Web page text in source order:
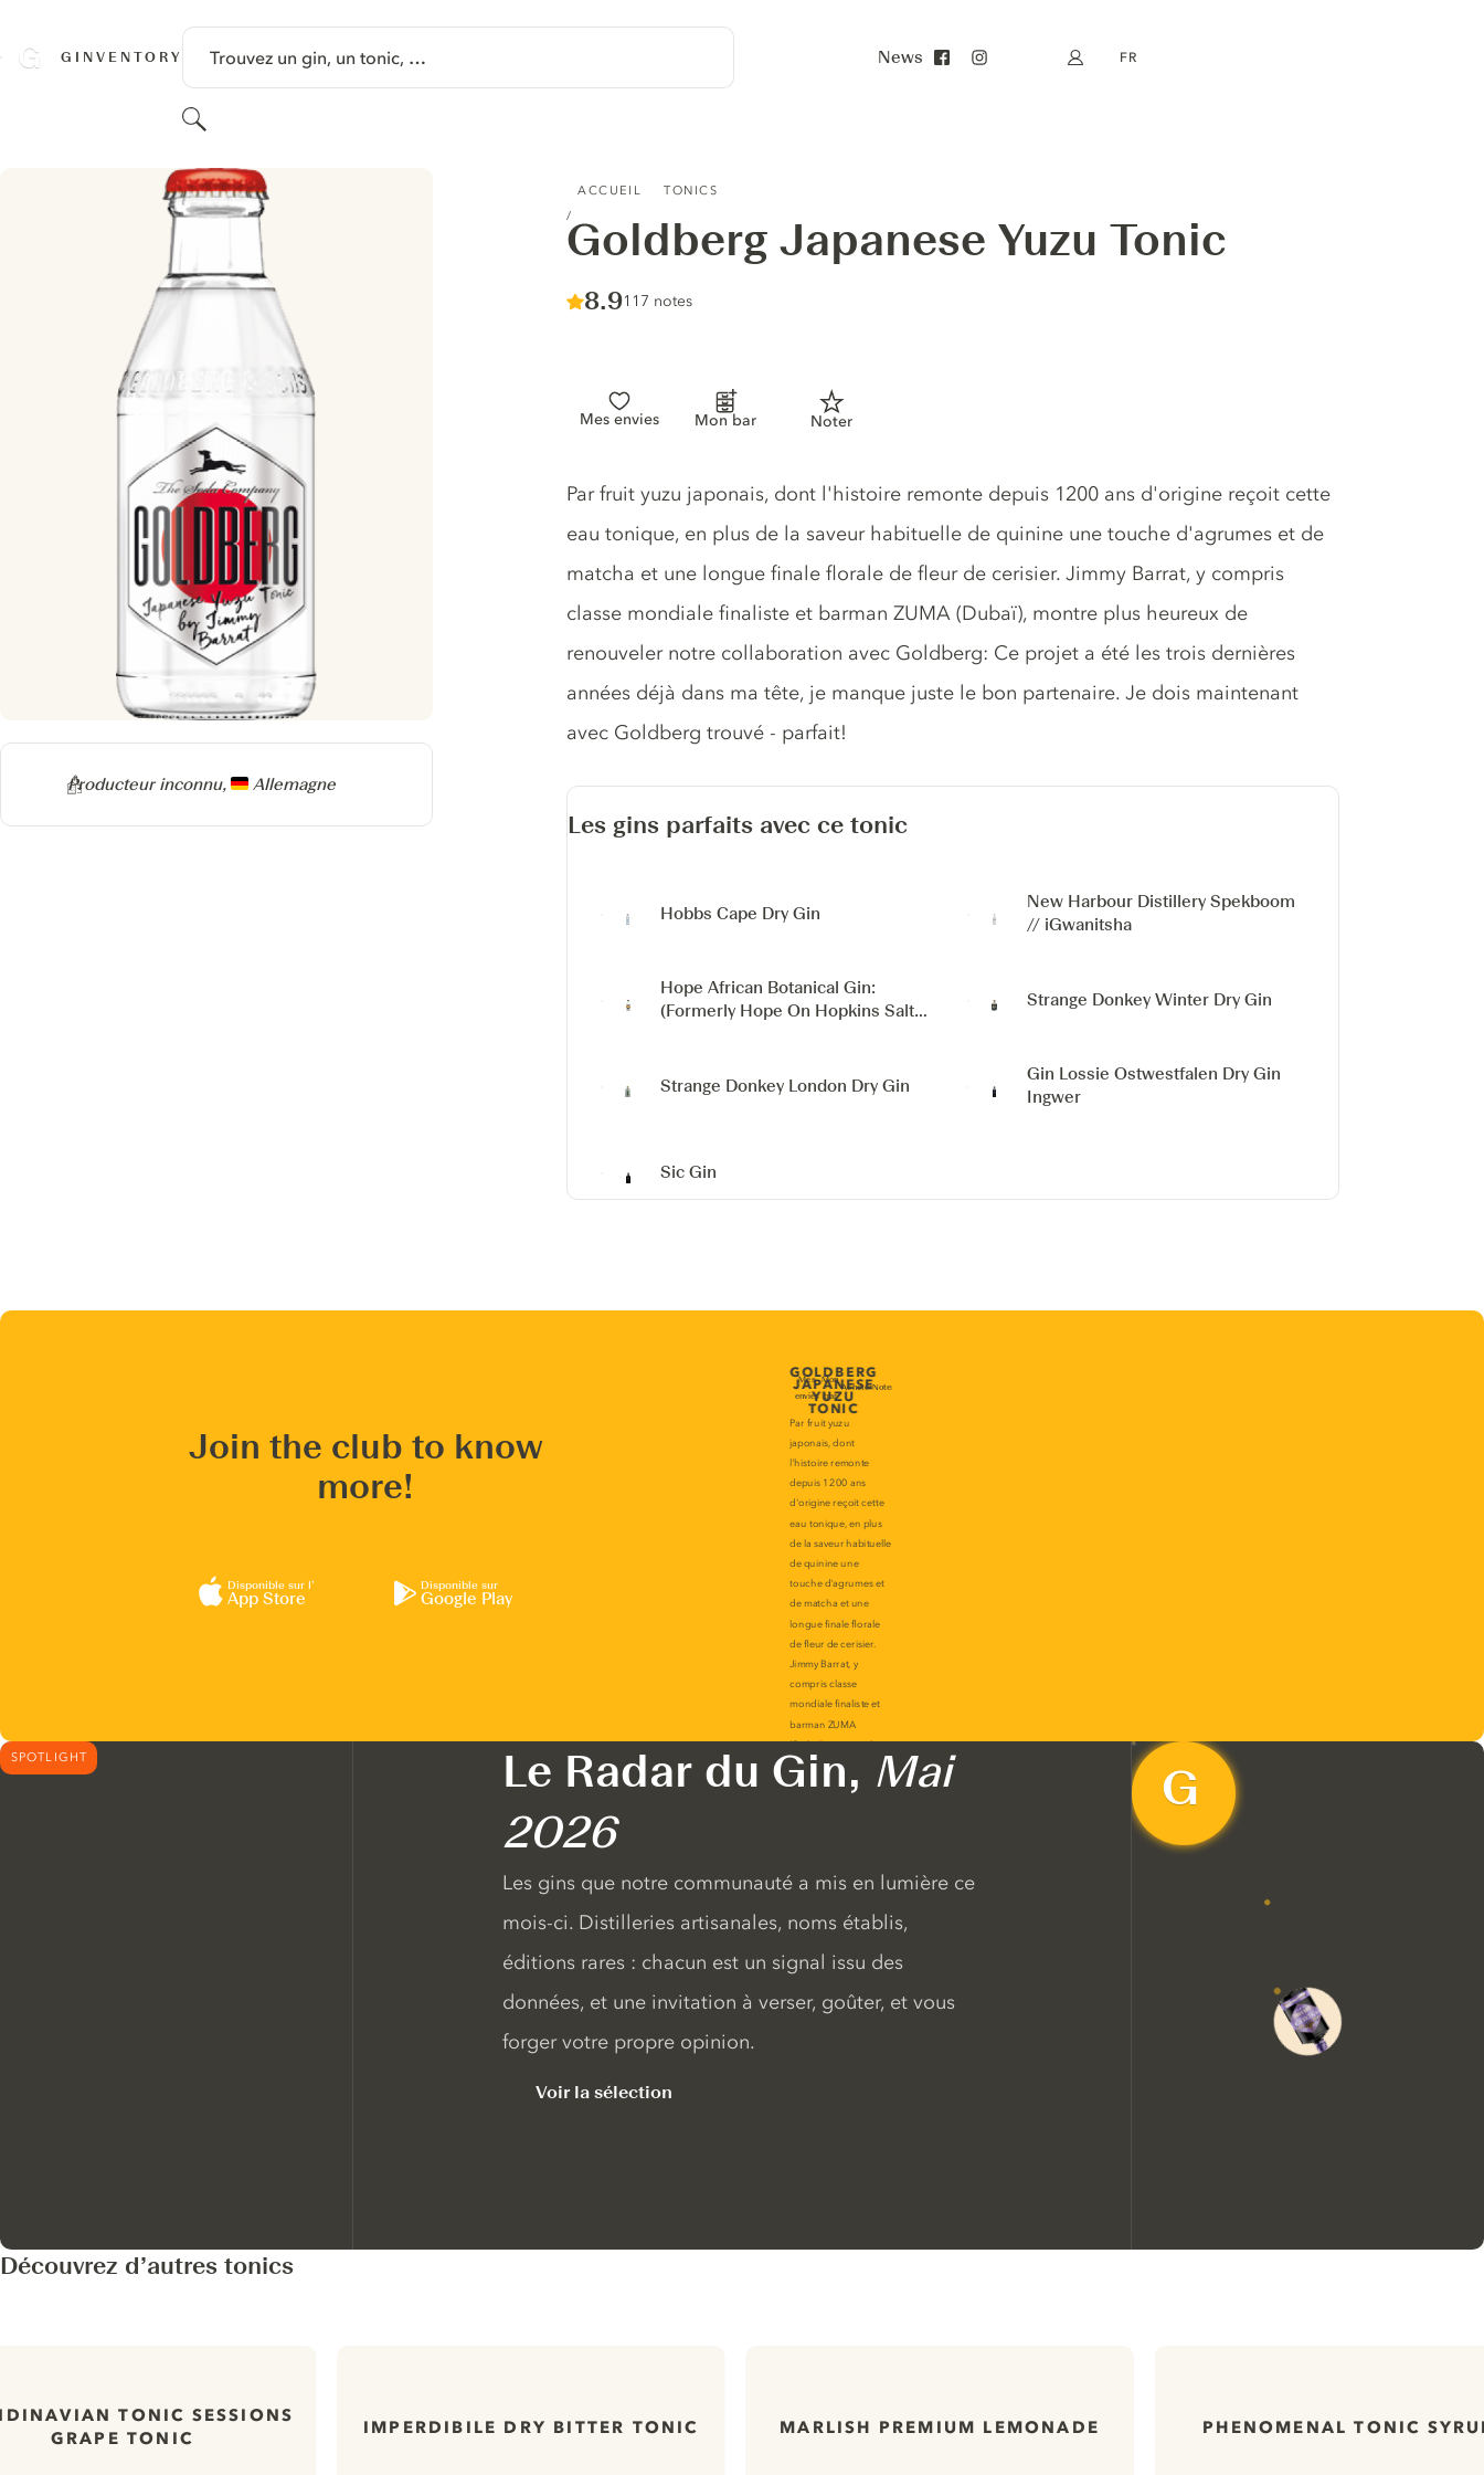
GINVENTORY Trouvez un gin, un tonic, …
Rechercher
News Mon compte
FR
ACCUEIL TONICS
Goldberg Japanese Yuzu Tonic
Score :
8.9/ 10
117 notes
Mes envies Mon bar Noter
Producteur
Producteur inconnu, Allemagne
Description du tonic
Par fruit yuzu japonais, dont l'histoire remonte depuis 1200 ans d'origine reçoit cette
eau tonique, en plus de la saveur habituelle de quinine une touche d'agrumes et de
matcha et une longue finale florale de fleur de cerisier. Jimmy Barrat, y compris
classe mondiale finaliste et barman ZUMA (Dubaï), montre plus heureux de
renouveler notre collaboration avec Goldberg: Ce projet a été les trois dernières
années déjà dans ma tête, je manque juste le bon partenaire. Je dois maintenant
avec Goldberg trouvé - parfait!
Les gins parfaits avec ce tonic
Hobbs Cape Dry Gin
New Harbour Distillery Spekboom
// iGwanitsha
Hope African Botanical Gin:
(Formerly Hope On Hopkins Salt
Strange Donkey Winter Dry Gin
Strange Donkey London Dry Gin
Gin Lossie Ostwestfalen Dry Gin
Ingwer
Sic Gin
Join the club to know
more!
Disponible sur l’
App Store
Disponible sur
Google Play
SPOTLIGHT Le Radar du Gin, Mai
2026
Les gins que notre communauté a mis en lumière ce
mois-ci. Distilleries artisanales, noms établis,
éditions rares : chacun est un signal issu des
données, et une invitation à verser, goûter, et vous
forger votre propre opinion.
Voir la sélection
Découvrez d’autres tonics
TONIC SESSIONS
GRAPE TONIC
IMPERDIBILE DRY BITTER TONIC MARLISH PREMIUM LEMONADE PHENOMENAL TONIC